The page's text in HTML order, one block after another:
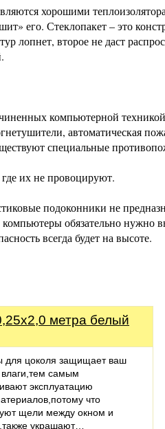
хорошими
его. Стеклопакет – это
лопнет, второе не даст
компьютерной
автоматическая
специальные
их не провоцируют.
подоконники не
обязательно нужно
всегда будет на высоте.
метра белый
для цоколя защищает ваш
самым
эксплуатацию
что
щели между окном и
украшают…